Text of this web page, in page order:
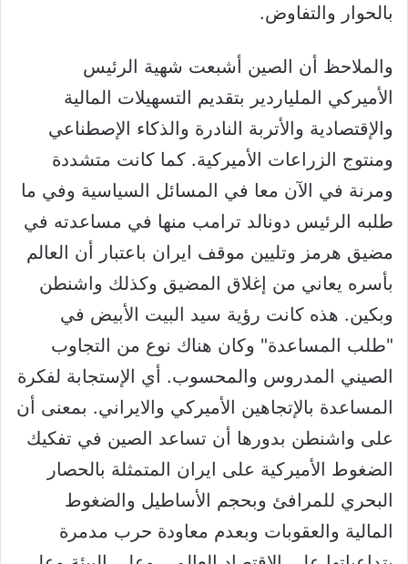
بالحوار والتفاوض.
والملاحظ أن الصين أشبعت شهية الرئيس
الأميركي الملياردير بتقديم التسهيلات المالية
والإقتصادية والأتربة النادرة والذكاء الإصطناعي
ومنتوج الزراعات الأميركية. كما كانت متشددة
ومرنة في الآن معا في المسائل السياسية وفي ما
طلبه الرئيس دونالد ترامب منها في مساعدته في
مضيق هرمز وتليين موقف ايران باعتبار أن العالم
بأسره يعاني من إغلاق المضيق وكذلك واشنطن
وبكين. هذه كانت رؤية سيد البيت الأبيض في
"طلب المساعدة" وكان هناك نوع من التجاوب
الصيني المدروس والمحسوب. أي الإستجابة لفكرة
المساعدة بالإتجاهين الأميركي والايراني. بمعنى أن
على واشنطن بدورها أن تساعد الصين في تفكيك
الضغوط الأميركية على ايران المتمثلة بالحصار
البحري للمرافئ وبحجم الأساطيل والضغوط
المالية والعقوبات وبعدم معاودة حرب مدمرة